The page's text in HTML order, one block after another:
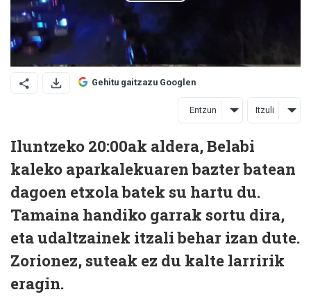
Gehitu gaitzazu Googlen
Entzun Itzuli
Iluntzeko 20:00ak aldera, Belabi
kaleko aparkalekuaren bazter batean
dagoen etxola batek su hartu du.
Tamaina handiko garrak sortu dira,
eta udaltzainek itzali behar izan dute.
Zorionez, suteak ez du kalte larririk
eragin.